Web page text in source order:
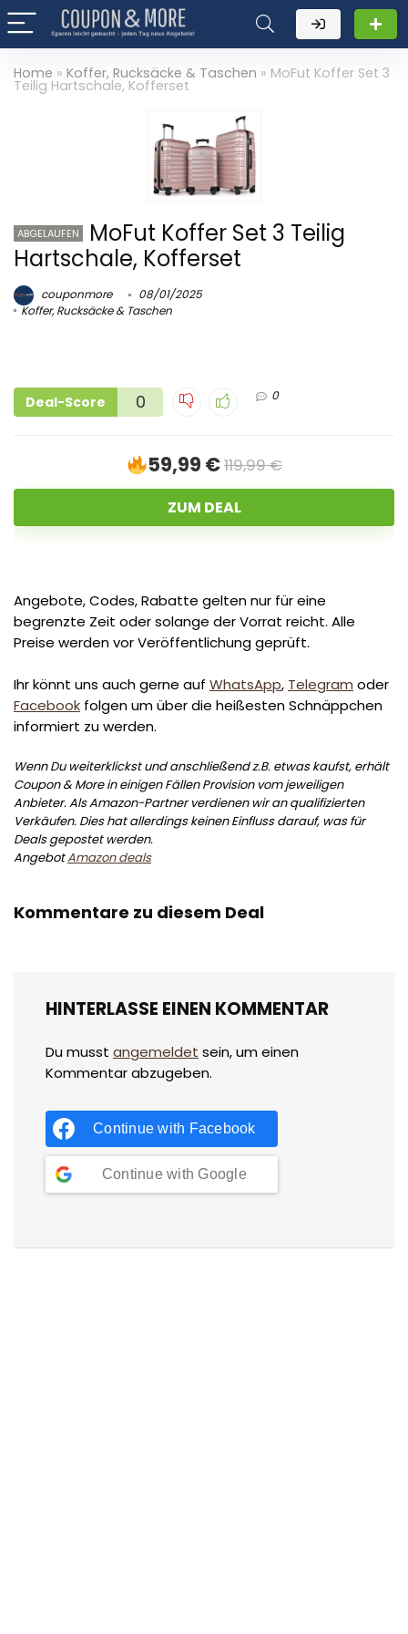
Home » Koffer, Rucksäcke & Taschen » MoFut Koffer Set 3
Teilig Hartschale, Kofferset
ABGELAUFEN
MoFut Koffer Set 3 Teilig
Hartschale, Kofferset
couponmore
08/01/2025
Koffer, Rucksäcke & Taschen
Deal-Score 0 0
59,99 €119,99 €
ZUM DEAL
Angebote, Codes, Rabatte gelten nur für eine
begrenzte Zeit oder solange der Vorrat reicht. Alle
Preise werden vor Veröffentlichung geprüft.
Ihr könnt uns auch gerne auf WhatsApp, Telegram oder
Facebook folgen um über die heißesten Schnäppchen
informiert zu werden.
Wenn Du weiterklickst und anschließend z.B. etwas kaufst, erhält
Coupon & More in einigen Fällen Provision vom jeweiligen
Anbieter. Als Amazon-Partner verdienen wir an qualifizierten
Verkäufen. Dies hat allerdings keinen Einfluss darauf, was für
Deals gepostet werden.
AngebotAmazon deals
Kommentare zu diesem Deal
HINTERLASSE EINEN KOMMENTAR
Du musst angemeldet sein, um einen
Kommentar abzugeben.
Continue with Facebook
Continue with Google